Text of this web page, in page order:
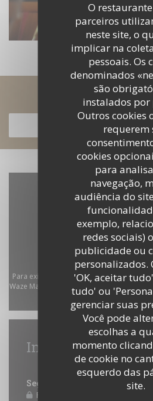
O
parceiros
neste site, o
implicar na
pessoais. Os
denominados
são
instalados por
Outros cookies
requerem
cookies
para
navegação,
audiência do
exemplo,
redes sociais)
publicidade ou
personalizados.
'OK, aceitar
tudo' ou
gerenciar suas
Você pode
escolhas a
momento
de cookie no
esquerdo das
site.
Descubra o
DESCUBRA O
Para exibir o mapa interativo do Waze,
Waze Map (Google). Esses cookies
localização.
Informações gerais
Horário de
Segunda-feira
Fechado